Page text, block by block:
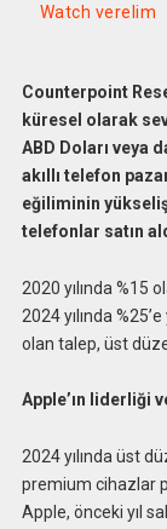
Watch verelim
Counterpoint
küresel olarak
ABD Doları veya
akıllı telefon
eğiliminin
telefonlar satın
2020 yılında %15
2024 yılında
olan talep, üst
Apple’ın liderliği
2024 yılında üst
premium cihazlar
Apple, önceki yıl